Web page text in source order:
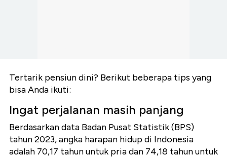
Tertarik pensiun dini? Berikut beberapa tips yang
bisa Anda ikuti:
Ingat perjalanan masih panjang
Berdasarkan data Badan Pusat Statistik (BPS)
tahun 2023, angka harapan hidup di Indonesia
adalah 70,17 tahun untuk pria dan 74,18 tahun untuk